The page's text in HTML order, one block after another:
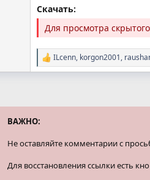
Скачать:
Для просмотра
Р
е
и
ILcenn, korgon2001,
ВАЖНО:
Не оставляйте комментарии с
Для восстановления ссылки есть